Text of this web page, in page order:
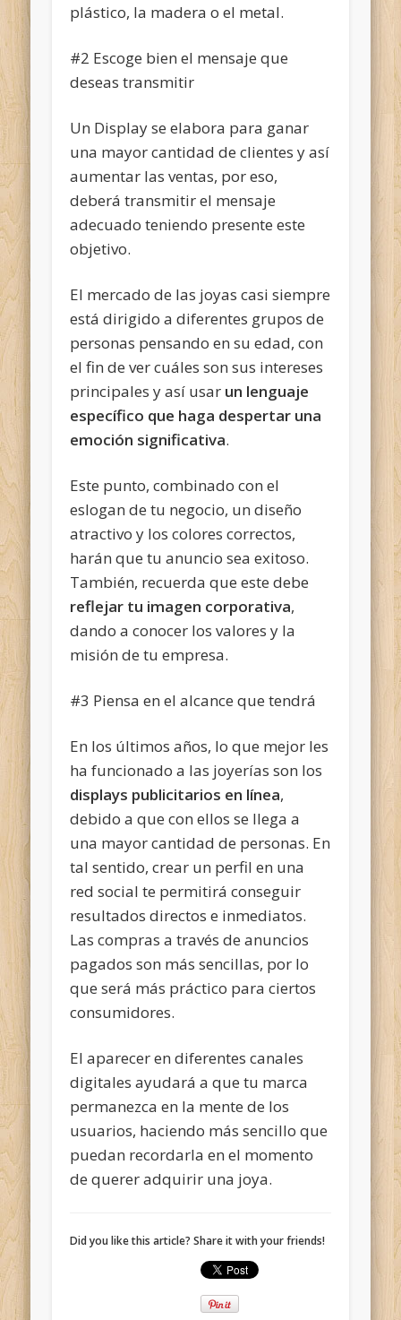
plástico, la madera o el metal.
#2 Escoge bien el mensaje que
deseas transmitir
Un Display se elabora para ganar
una mayor cantidad de clientes y así
aumentar las ventas, por eso,
deberá transmitir el mensaje
adecuado teniendo presente este
objetivo.
El mercado de las joyas casi siempre
está dirigido a diferentes grupos de
personas pensando en su edad, con
el fin de ver cuáles son sus intereses
principales y así usar un lenguaje
específico que haga despertar una
emoción significativa.
Este punto, combinado con el
eslogan de tu negocio, un diseño
atractivo y los colores correctos,
harán que tu anuncio sea exitoso.
También, recuerda que este debe
reflejar tu imagen corporativa,
dando a conocer los valores y la
misión de tu empresa.
#3 Piensa en el alcance que tendrá
En los últimos años, lo que mejor les
ha funcionado a las joyerías son los
displays publicitarios en línea,
debido a que con ellos se llega a
una mayor cantidad de personas. En
tal sentido, crear un perfil en una
red social te permitirá conseguir
resultados directos e inmediatos.
Las compras a través de anuncios
pagados son más sencillas, por lo
que será más práctico para ciertos
consumidores.
El aparecer en diferentes canales
digitales ayudará a que tu marca
permanezca en la mente de los
usuarios, haciendo más sencillo que
puedan recordarla en el momento
de querer adquirir una joya.
Did you like this article? Share it with your friends!